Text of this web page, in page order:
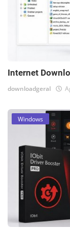
Internet
downloadgeral
Windows